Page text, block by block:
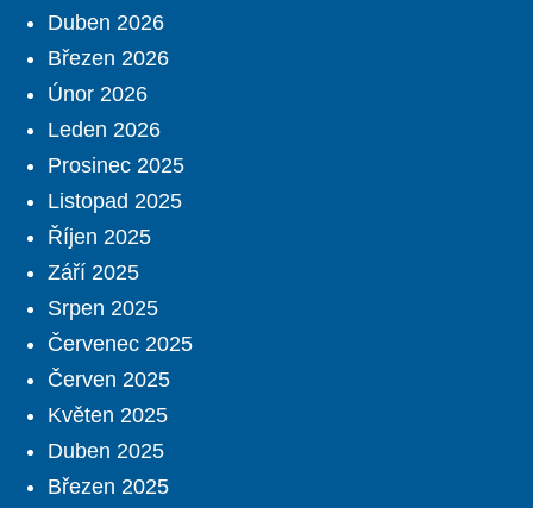
Duben 2026
Březen 2026
Únor 2026
Leden 2026
Prosinec 2025
Listopad 2025
Říjen 2025
Září 2025
Srpen 2025
Červenec 2025
Červen 2025
Květen 2025
Duben 2025
Březen 2025